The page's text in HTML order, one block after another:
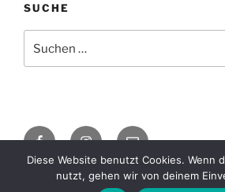
SUCHE
nach:
FacebookInstagram
E-
Mail
Datenschutzerklärung Stolz
Diese Website benutzt Cookies. Wenn
nutzt, gehen wir von deinem